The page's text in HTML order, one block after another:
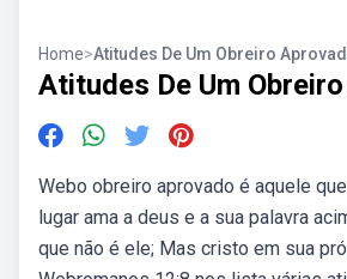
Home>Atitudes De Um Obreiro
Atitudes De Um
Webo obreiro aprovado é aquele
lugar ama a deus e a sua palavra
que não é ele; Mas cristo em sua